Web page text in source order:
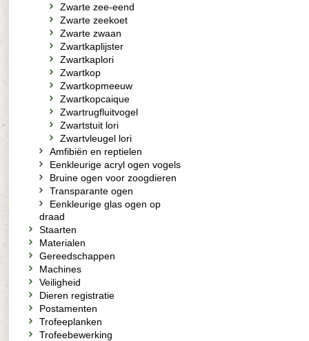
Zwarte zee-eend
Zwarte zeekoet
Zwarte zwaan
Zwartkaplijster
Zwartkaplori
Zwartkop
Zwartkopmeeuw
Zwartkopcaique
Zwartrugfluitvogel
Zwartstuit lori
Zwartvleugel lori
Amfibiën en reptielen
Eenkleurige acryl ogen vogels
Bruine ogen voor zoogdieren
Transparante ogen
Eenkleurige glas ogen op
draad
Staarten
Materialen
Gereedschappen
Machines
Veiligheid
Dieren registratie
Postamenten
Trofeeplanken
Trofeebewerking